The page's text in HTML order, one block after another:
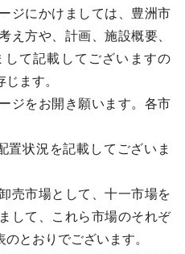
ジにかけましては、豊洲市
え方や、計画、施設概要、
て記載してございますの
ます。
ジをお開き願います。各市
状況を記載してございま
売市場として、十一市場を
して、これら市場のそれぞ
とおりでございます。